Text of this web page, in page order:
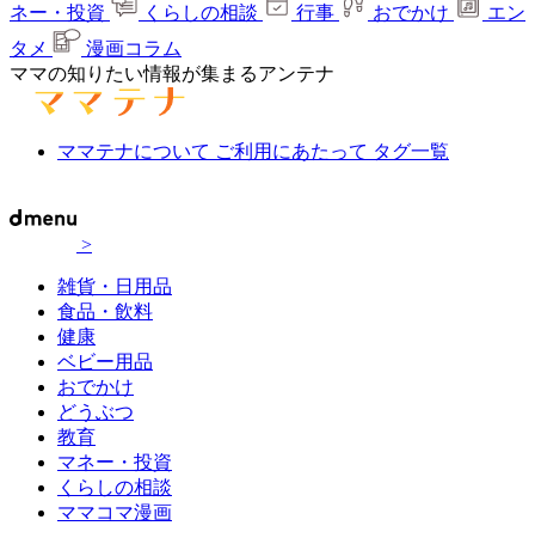
ネー・投資
くらしの相談 行事 おでかけ
エン
タメ
漫画コラム
ママの知りたい情報が集まるアンテナ
ママテナについて ご利用にあたって タグ一覧
>
雑貨・日用品
食品・飲料
健康
ベビー用品
おでかけ
どうぶつ
教育
マネー・投資
くらしの相談
ママコマ漫画